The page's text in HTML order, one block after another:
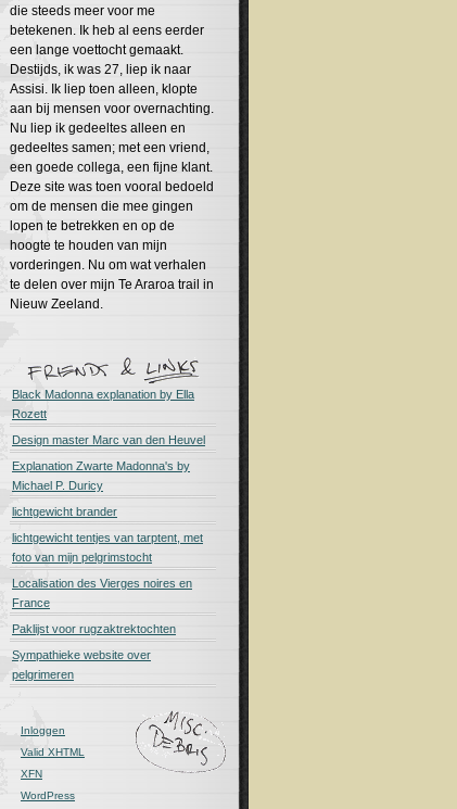
die steeds meer voor me
betekenen. Ik heb al eens eerder
een lange voettocht gemaakt.
Destijds, ik was 27, liep ik naar
Assisi. Ik liep toen alleen, klopte
aan bij mensen voor overnachting.
Nu liep ik gedeeltes alleen en
gedeeltes samen; met een vriend,
een goede collega, een fijne klant.
Deze site was toen vooral bedoeld
om de mensen die mee gingen
lopen te betrekken en op de
hoogte te houden van mijn
vorderingen. Nu om wat verhalen
te delen over mijn Te Araroa trail in
Nieuw Zeeland.
Black Madonna explanation by Ella
Rozett
Design master Marc van den Heuvel
Explanation Zwarte Madonna's by
Michael P. Duricy
lichtgewicht brander
lichtgewicht tentjes van tarptent, met
foto van mijn pelgrimstocht
Localisation des Vierges noires en
France
Paklijst voor rugzaktrektochten
Sympathieke website over
pelgrimeren
Inloggen
Valid XHTML
XFN
WordPress